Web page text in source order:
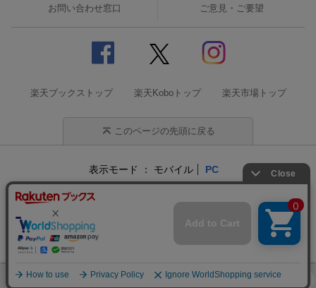
お問い合わせ窓口 ご意見・ご要望
楽天ブックストップ 楽天Koboトップ 楽天市場トップ
このページの先頭に戻る
表示モード モバイル PC
企業情報 個人情報保護方針